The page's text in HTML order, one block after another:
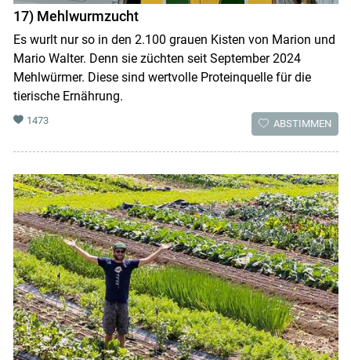
17) Mehlwurmzucht
Es wurlt nur so in den 2.100 grauen Kisten von Marion und
Mario Walter. Denn sie züchten seit September 2024
Mehlwürmer. Diese sind wertvolle Proteinquelle für die
tierische Ernährung.
1473 ABSTIMMEN